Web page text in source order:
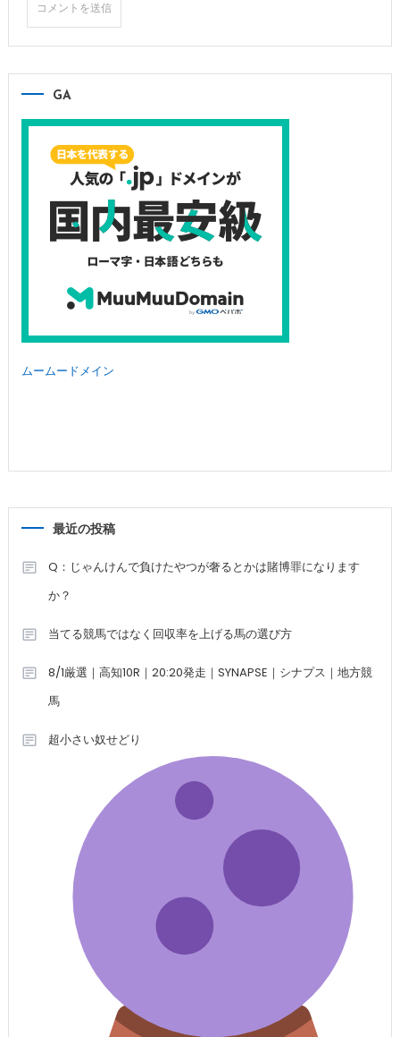
GA
ムームードメイン
最近の投稿
Q：じゃんけんで負けたやつが奢るとかは賭博罪になります
か？
当てる競馬ではなく回収率を上げる馬の選び方
8/1厳選｜高知10R｜20:20発走｜SYNAPSE｜シナプス｜地方競
馬
超小さい奴せどり